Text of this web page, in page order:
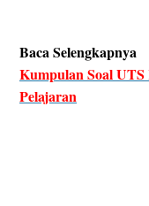
Baca Selengkapnya
Kumpulan Soal UTS
Pelajaran